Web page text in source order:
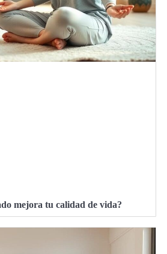
mejora tu calidad de vida?